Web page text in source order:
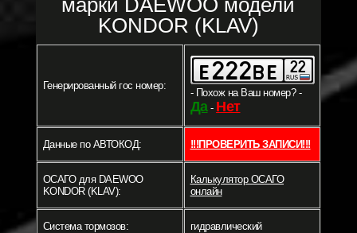
марки DAEWOO модели
KONDOR (KLAV)
Генерированный гос номер:
- Похож на Ваш номер? -
Да- Нет
Данные по АВТОКОД: !!!ПРОВЕРИТЬ ЗАПИСИ!!!
ОСАГО для DAEWOO
KONDOR (KLAV):
Калькулятор ОСАГО
онлайн
Система тормозов: гидравлический